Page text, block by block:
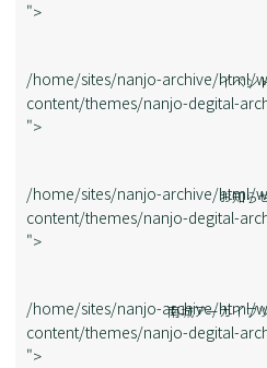
">
イベン
/home/sites/nanjo-archive/html/
content/themes/nanjo-degital-
">
お知ら
/home/sites/nanjo-archive/html/
content/themes/nanjo-degital-
">
南城アーカイブ
/home/sites/nanjo-archive/html/
content/themes/nanjo-degital-
">